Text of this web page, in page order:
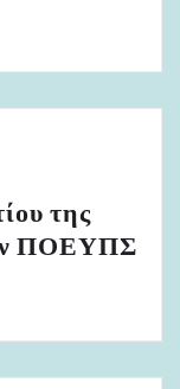
της
ΠΟΕΥΠΣ